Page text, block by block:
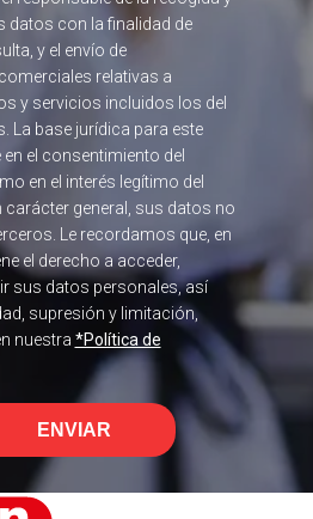
datos con la finalidad de
y el envío de
relativas a
y servicios incluidos los del
La base jurídica para este
el consentimiento del
en el interés legítimo del
carácter general, sus datos no
Le recordamos que, en
el derecho a acceder,
sus datos personales, así
supresión y limitación,
nuestra *Política de
ENVIAR